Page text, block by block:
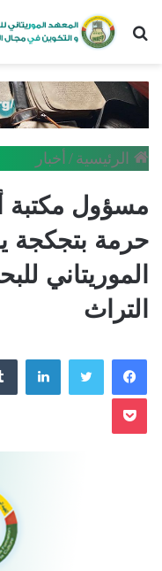
بحث
الرئيسية / أخبار
مسؤول مكتبة
حرمة بتجكجة
الموريتاني
التراث
فيسبوكتويتر
بوكيت